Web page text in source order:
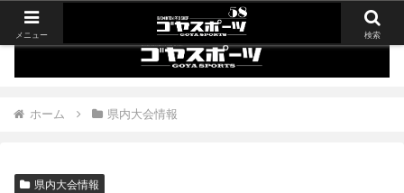
ホーム 県内大会情報
県内大会情報
メニュー 検索